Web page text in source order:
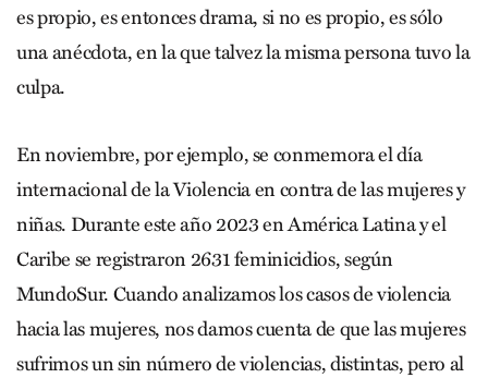
es propio, es entonces drama, si no es propio, es sólo
una anécdota, en la que talvez la misma persona tuvo la
culpa.
En noviembre, por ejemplo, se conmemora el día
internacional de la Violencia en contra de las mujeres y
niñas. Durante este año 2023 en América Latina y el
Caribe se registraron 2631 feminicidios, según
MundoSur. Cuando analizamos los casos de violencia
hacia las mujeres, nos damos cuenta de que las mujeres
sufrimos un sin número de violencias, distintas, pero al